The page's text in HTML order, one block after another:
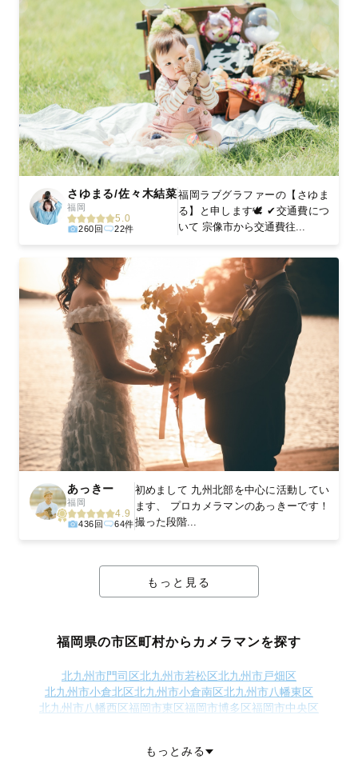
さゆまる/佐々木結菜
福岡
5.0
260回 22件
福岡ラブグラファーの【さゆま
る】と申します🕊️ ✔︎交通費につ
いて 宗像市から交通費往...
あっきー
福岡
4.9
436回 64件
初めまして 九州北部を中心に活動してい
ます、 プロカメラマンのあっきーです！
撮った段階...
もっと見る
福岡県の市区町村からカメラマンを探す
北九州市門司区北九州市若松区北九州市戸畑区
北九州市小倉北区北九州市小倉南区北九州市八幡東区
北九州市八幡西区福岡市東区福岡市博多区福岡市中央区
筑紫野市春日市 大野城市
もっとみる